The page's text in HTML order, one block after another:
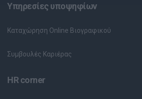
Υπηρεσίες υποψηφίων
Καταχώρηση Online Βιογραφικού
Συμβουλές Καριέρας
HR corner